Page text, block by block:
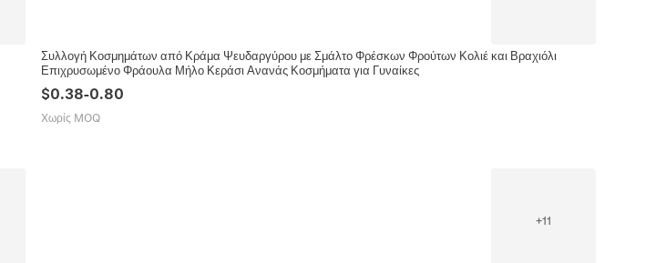
Συλλογή Κοσμημάτων από Κράμα Ψευδαργύρου με Σμάλτο Φρέσκων Φρούτων Κολιέ και Βραχιόλι
Επιχρυσωμένο Φράουλα Μήλο Κεράσι Ανανάς Κοσμήματα για Γυναίκες
$0.38-0.80
Χωρίς MOQ
+11